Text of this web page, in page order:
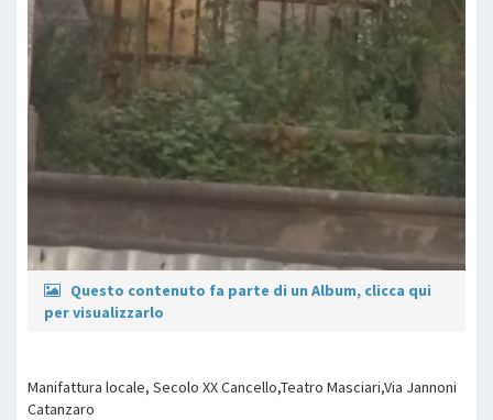
Questo contenuto fa parte di un Album, clicca qui
per visualizzarlo
Manifattura locale, Secolo XX Cancello,Teatro Masciari,Via Jannoni
Catanzaro